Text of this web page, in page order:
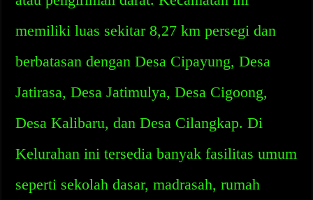
memiliki luas sekitar 8,27 km persegi dan
berbatasan dengan Desa Cipayung, Desa
Jatirasa, Desa Jatimulya, Desa Cigoong,
Desa Kalibaru, dan Desa Cilangkap. Di
Kelurahan ini tersedia banyak fasilitas umum
seperti sekolah dasar, madrasah, rumah